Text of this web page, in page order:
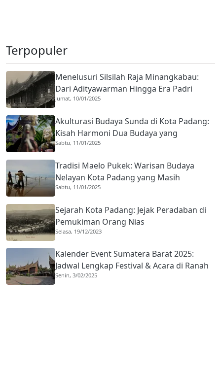
Terpopuler
Menelusuri Silsilah Raja Minangkabau:
Dari Adityawarman Hingga Era Padri
Jumat, 10/01/2025
Akulturasi Budaya Sunda di Kota Padang:
Kisah Harmoni Dua Budaya yang
Mengakar Sejak 1959
Sabtu, 11/01/2025
Tradisi Maelo Pukek: Warisan Budaya
Nelayan Kota Padang yang Masih
Bertahan
Sabtu, 11/01/2025
Sejarah Kota Padang: Jejak Peradaban di
Pemukiman Orang Nias
Selasa, 19/12/2023
Kalender Event Sumatera Barat 2025:
Jadwal Lengkap Festival & Acara di Ranah
Minang
Senin, 3/02/2025